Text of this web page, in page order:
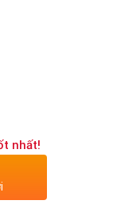
nhất!